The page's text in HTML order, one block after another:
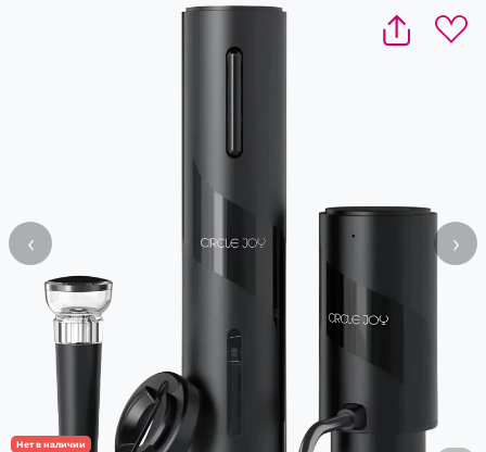
Нет в наличии
‹ ›